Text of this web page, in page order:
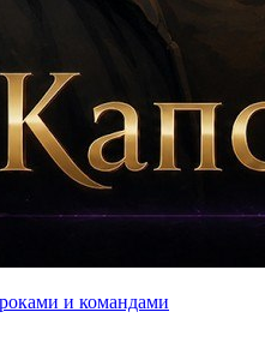
и командами